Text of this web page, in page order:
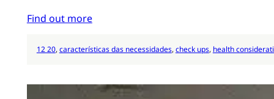
Find out more
12 20, características das necessidades, check ups, health